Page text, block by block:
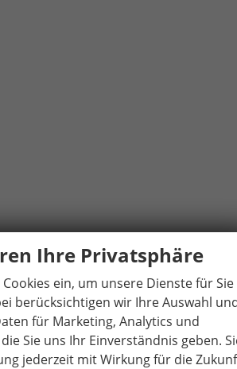
Ihre Privatsphäre
ein, um unsere Dienste für Sie
berücksichtigen wir Ihre Auswahl
für Marketing, Analytics und
Sie uns Ihr Einverständnis geben.
jederzeit mit Wirkung für die